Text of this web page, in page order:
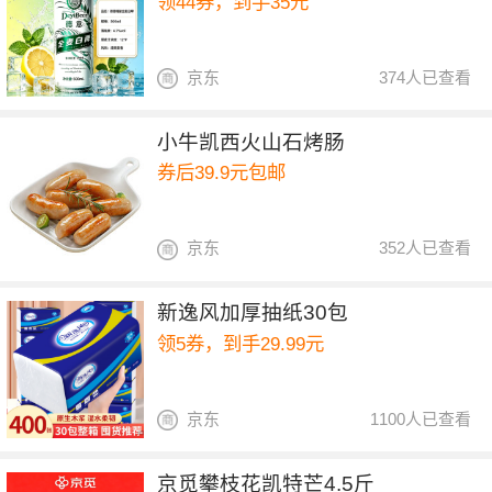
374人已查看
京东
小牛凯西火山石烤肠
券后39.9元包邮
352人已查看
京东
新逸风加厚抽纸30包
领5券，到手29.99元
1100人已查看
京东
京觅攀枝花凯特芒4.5斤